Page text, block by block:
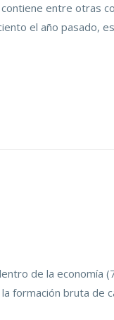
entre otras
el año pasado,
de la economía
formación bruta de